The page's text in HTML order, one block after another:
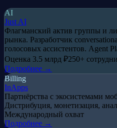
AI
Just AI
Флагманский актив группы и
рынка. Разработчик
голосовых ассистентов. Agent
Оценка 3.5 млрд ₽250+
Подробнее →
Billing
InApps
Партнёрства с экосистемами
Дистрибуция, монетизация,
Международный охват
Подробнее →